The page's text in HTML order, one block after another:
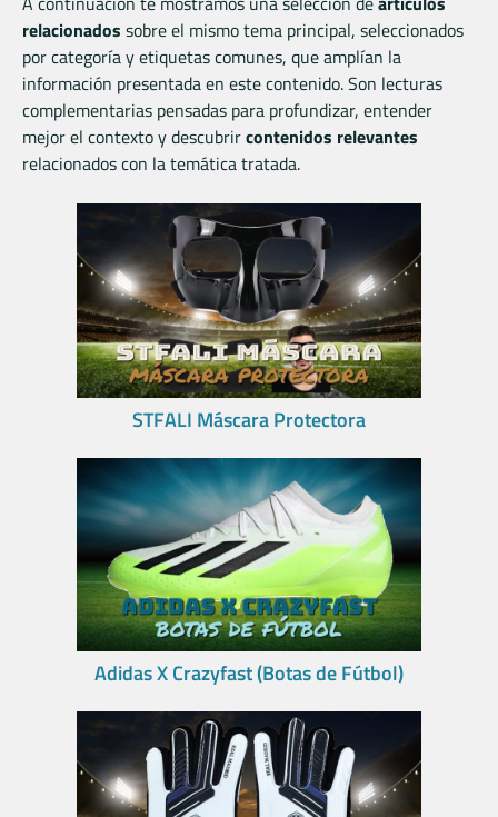
relacionados sobre el mismo tema principal, seleccionados
por categoría y etiquetas comunes, que amplían la
información presentada en este contenido. Son lecturas
complementarias pensadas para profundizar, entender
mejor el contexto y descubrircontenidos relevantes
relacionados con la temática tratada.
STFALI Máscara Protectora
Adidas X Crazyfast (Botas de Fútbol)